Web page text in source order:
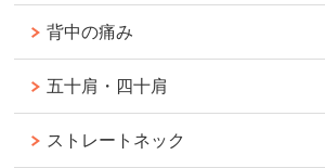
背中の痛み
五十肩・四十肩
ストレートネック